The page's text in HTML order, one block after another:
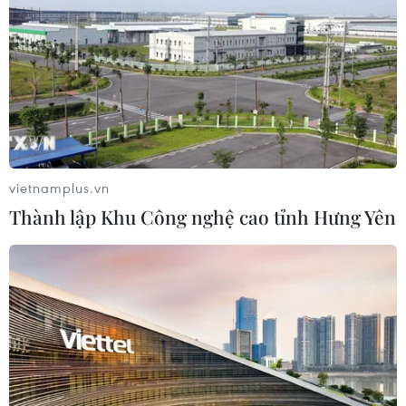
Giá dầu tăng vọt do Iran xem xét cấm
tàu Mỹ và Israel qua eo biển Hormuz
07/08/2026 00:45
Giá vàng thế giới quay đầu giảm nhẹ
do áp lực chốt lời
07/08/2026 00:31
Mexico triển khai hàng nghìn binh sỹ
bảo vệ các vùng trồng bơ trọng điểm
07/08/2026 00:09
vietnamplus.vn
Thành lập Khu Công nghệ cao tỉnh Hưng Yên